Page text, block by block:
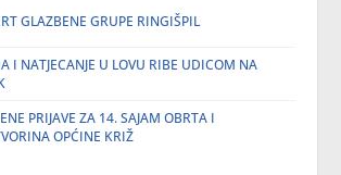
GLAZBENE GRUPE RINGIŠPIL
I NATJECANJE U LOVU RIBE UDICOM NA
PRIJAVE ZA 14. SAJAM OBRTA I
OPĆINE KRIŽ